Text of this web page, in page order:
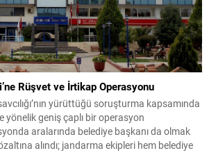
Rüşvet ve İrtikap Operasyonu
yürüttüğü soruşturma kapsamında
yönelik geniş çaplı bir operasyon
aralarında belediye başkanı da olmak
alındı; jandarma ekipleri hem belediye